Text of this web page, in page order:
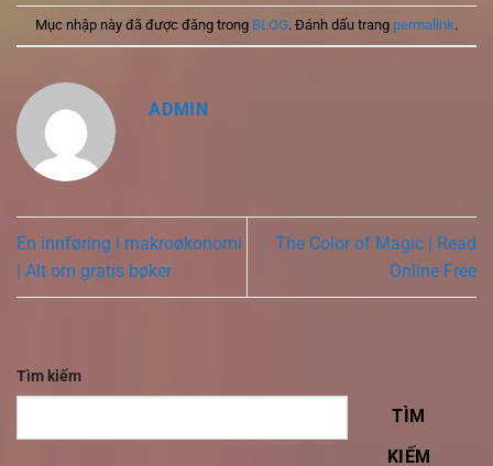
Mục nhập này đã được đăng trong BLOG. Đánh dấu trang permalink.
ADMIN
En innføring i makroøkonomi
| Alt om gratis bøker
The Color of Magic | Read
Online Free
Tìm kiếm
TÌM
KIẾM